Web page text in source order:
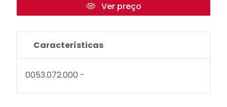
Ver preço
Características
0053.072.000 -